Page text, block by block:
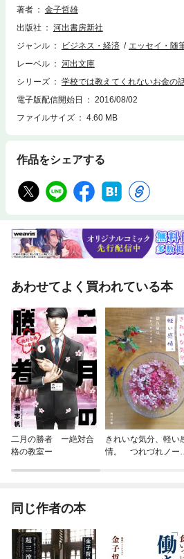
著者
金子哲雄
出版社
河出書房新社
ジャンル
ビジネス・経済
エッセイ・随
レーベル
河出文庫
シリーズ
学校では教えてくれないお金の
電子版配信開始日
2016/08/02
ファイルサイズ
4.60 MB
作品をシェアする
あわせてよく買われている本
二月の勝者 ー絶対合
格の教室ー
きれいな気分、軽い
情。 つれづれノー
同じ作者の本